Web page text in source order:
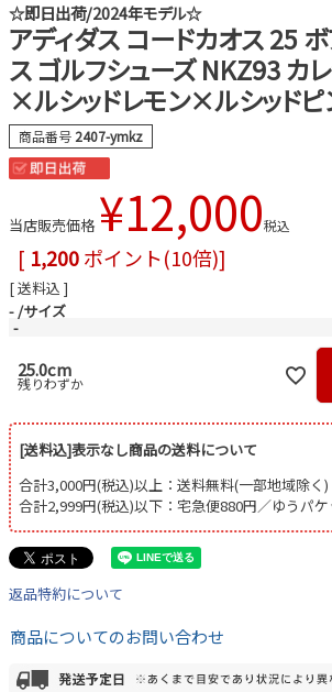
☆即日出荷/2024年モデル☆
アディダス コードカオス 25
ス ゴルフシューズ NKZ93 カ
×ルシッドレモン×ルシッド
商品番号 2407-ymkz
当店販売価格 ¥12,000税込
[ 1,200ポイント(10倍)]
送料込
- サイズ
-
25.0cm
残りわずか
[送料込]表示なし商品の送料について
合計3,000円(税込)以上：送料無料(一部地域除く)
合計2,999円(税込)以下：宅急便880円／ゆうパ
返品特約について
商品についてのお問い合わせ